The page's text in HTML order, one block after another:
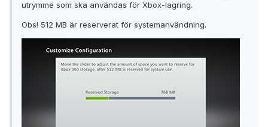
utrymme som ska användas för Xbox-lagring.
Obs! 512 MB är reserverat för systemanvändning.